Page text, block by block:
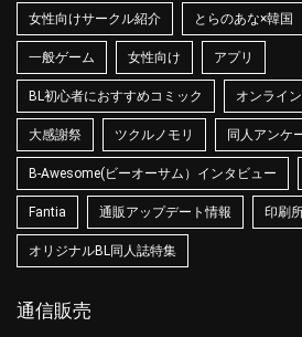
女性向けサークル紹介 とらのあな×韓国
一般ゲーム 女性向け アプリ
BL初心者におすすめコミック オンライ
大感謝祭 ツクルノモリ 同人アンケ
B-Awesome(ビーオーサム）インタビュー
Fantia 通販アップデート情報 印刷
オリジナルBL同人誌特集
通信販売